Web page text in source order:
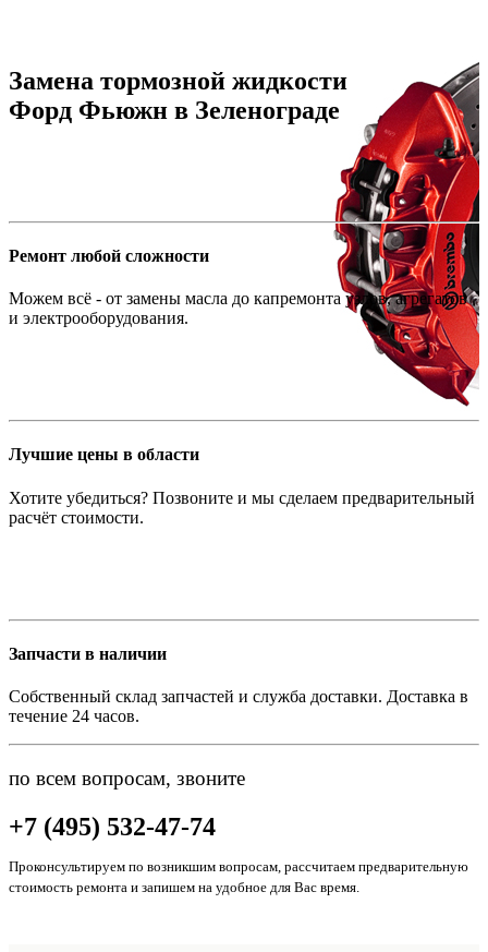
Замена тормозной жидкости
Форд Фьюжн в Зеленограде
Ремонт любой сложности
Можем всё - от замены масла до капремонта узлов, агрегатов
и электрооборудования.
Лучшие цены в области
Хотите убедиться? Позвоните и мы сделаем предварительный
расчёт стоимости.
Запчасти в наличии
Собственный склад запчастей и служба доставки. Доставка в
течение 24 часов.
по всем вопросам, звоните
+7 (495) 532-47-74
Проконсультируем по возникшим вопросам, рассчитаем предварительную
стоимость ремонта и запишем на удобное для Вас время.